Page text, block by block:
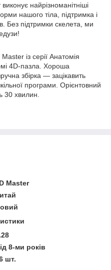
найрізноманітніші
нашого тіла, підтримка і
Без підтримки скелета, ми
із серії Анатомія
4D-пазла. Хороша
збірка — зацікавить
програми. Орієнтовний
30 хвилин.
Master
8-ми років
шт.